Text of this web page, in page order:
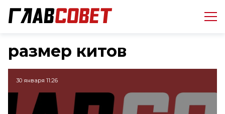
размер китов
30 января 11:26